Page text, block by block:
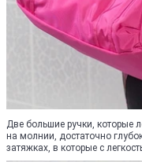
Две большие ручки, которые
на молнии, достаточно
затяжках, в которые с